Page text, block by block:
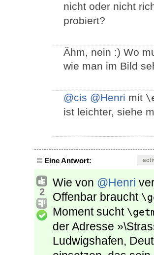
nicht oder nicht
probiert?
Ähm, nein :) Wo
wie man im Bild
@cis @Henri mit
ist leichter, siehe
Eine Antwort:
2
Wie von @Henri
Offenbar braucht
Moment sucht
der Adresse
Ludwigshafen,